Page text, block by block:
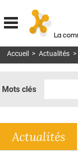
La
MON COMPTE
DOSSIERS
RÉSEAUX
Accueil > Actualités >
Mots clés
Actualités